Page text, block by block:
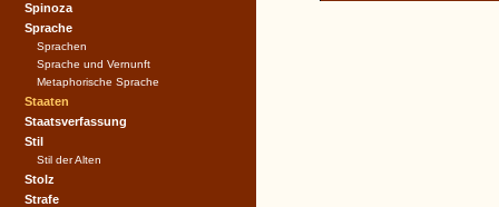
Spinoza
Sprache
Sprachen
Sprache und Vernunft
Metaphorische Sprache
Staaten
Staatsverfassung
Stil
Stil der Alten
Stolz
Strafe